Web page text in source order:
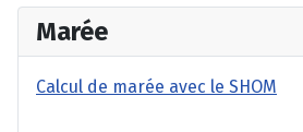
Marée
Calcul de marée avec le SHOM